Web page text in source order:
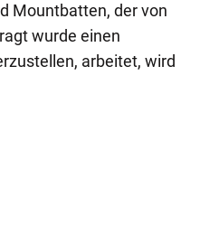
Mountbatten, der von
wurde einen
arbeitet, wird